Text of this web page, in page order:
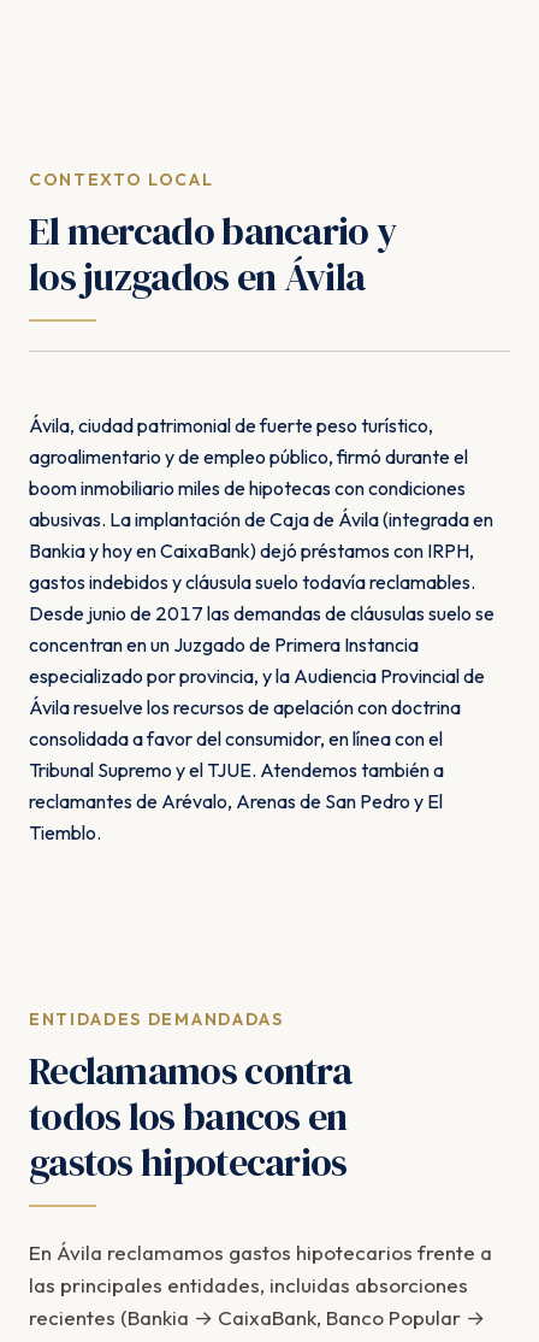
CONTEXTO LOCAL
El mercado bancario y
los juzgados en Ávila
Ávila, ciudad patrimonial de fuerte peso turístico,
agroalimentario y de empleo público, firmó durante el
boom inmobiliario miles de hipotecas con condiciones
abusivas. La implantación de Caja de Ávila (integrada en
Bankia y hoy en CaixaBank) dejó préstamos con IRPH,
gastos indebidos y cláusula suelo todavía reclamables.
Desde junio de 2017 las demandas de cláusulas suelo se
concentran en un Juzgado de Primera Instancia
especializado por provincia, y la Audiencia Provincial de
Ávila resuelve los recursos de apelación con doctrina
consolidada a favor del consumidor, en línea con el
Tribunal Supremo y el TJUE. Atendemos también a
reclamantes de Arévalo, Arenas de San Pedro y El
Tiemblo.
ENTIDADES DEMANDADAS
Reclamamos contra
todos los bancos en
gastos hipotecarios
En Ávila reclamamos gastos hipotecarios frente a
las principales entidades, incluidas absorciones
recientes (Bankia → CaixaBank, Banco Popular →